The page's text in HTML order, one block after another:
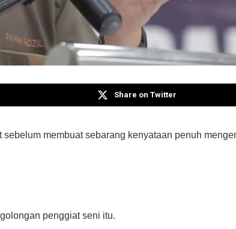
Share on Twitter
membuat sebarang kenyataan penuh
penggiat seni itu.